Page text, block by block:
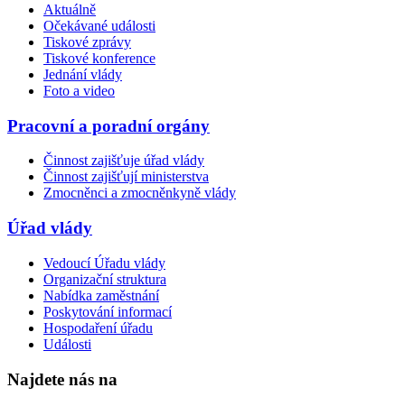
Aktuálně
Očekávané události
Tiskové zprávy
Tiskové konference
Jednání vlády
Foto a video
Pracovní a poradní orgány
Činnost zajišťuje úřad vlády
Činnost zajišťují ministerstva
Zmocněnci a zmocněnkyně vlády
Úřad vlády
Vedoucí Úřadu vlády
Organizační struktura
Nabídka zaměstnání
Poskytování informací
Hospodaření úřadu
Události
Najdete nás na